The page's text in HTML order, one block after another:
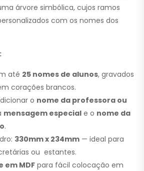
árvore simbólica, cujos ramos
com os nomes dos
até 25 nomes de alunos, gravados
corações brancos.
o nome da professora ou
mensagem especial e o nome da
.
330mm x 234mm — ideal para
ou estantes.
em MDFpara fácil colocação em